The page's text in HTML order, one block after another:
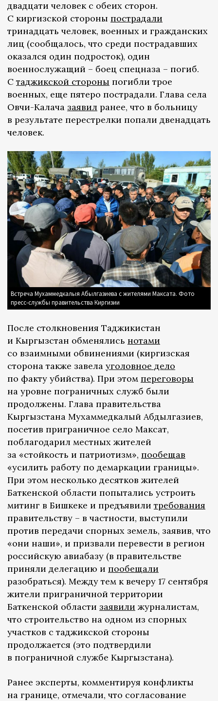
двадцати человек с обеих сторон.
С киргизской стороны пострадали
тринадцать человек, военных и гражданских
лиц (сообщалось, что среди пострадавших
оказался один подросток), один
военнослужащий – боец спецназа – погиб.
С таджикской стороны погибли трое
военных, еще пятеро пострадали. Глава села
Овчи-Калача заявил ранее, что в больницу
в результате перестрелки попали двенадцать
человек.
Встреча Мухаммедкалыя Абылгазиева с жителями Максата. Фото
пресс-службы правительства Киргизии
После столкновения Таджикистан
и Кыргызстан обменялись нотами
со взаимными обвинениями (киргизская
сторона также завела уголовное дело
по факту убийства). При этом переговоры
на уровне пограничных служб были
продолжены. Глава правительства
Кыргызстана Мухаммедкалый Абдылгазиев,
посетив приграничное село Максат,
поблагодарил местных жителей
за «стойкость и патриотизм», пообещав
«усилить работу по демаркации границы».
При этом несколько десятков жителей
Баткенской области попытались устроить
митинг в Бишкеке и предъявили требования
правительству – в частности, выступили
против передачи спорных земель, заявив, что
«они наши», и призвали перевести в регион
российскую авиабазу (в правительстве
приняли делегацию и пообещали
разобраться). Между тем к вечеру 17 сентября
жители приграничной территории
Баткенской области заявили журналистам,
что строительство на одном из спорных
участков с таджикской стороны
продолжается (это подтвердили
в пограничной службе Кыргызстана).
Ранее эксперты, комментируя конфликты
на границе, отмечали, что согласование